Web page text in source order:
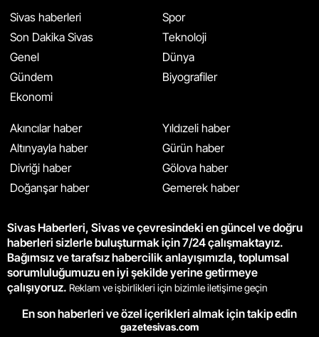
Sivas haberleri
Son Dakika Sivas
Genel
Gündem
Ekonomi
Spor
Teknoloji
Dünya
Biyografiler
Akıncılar haber
Altınyayla haber
Divriği haber
Doğanşar haber
Yıldızeli haber
Gürün haber
Gölova haber
Gemerek haber
Sivas Haberleri, Sivas ve çevresindeki en güncel ve doğru
haberleri sizlerle buluşturmak için 7/24 çalışmaktayız.
Bağımsız ve tarafsız habercilik anlayışımızla, toplumsal
sorumluluğumuzu en iyi şekilde yerine getirmeye
çalışıyoruz. Reklam ve işbirlikleri için bizimle iletişime geçin
En son haberleri ve özel içerikleri almak için takip edin
gazetesivas.com